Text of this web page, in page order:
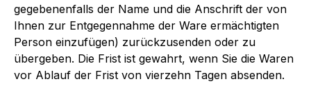
gegebenenfalls der Name und die Anschrift der von
Ihnen zur Entgegennahme der Ware ermächtigten
Person einzufügen) zurückzusenden oder zu
übergeben. Die Frist ist gewahrt, wenn Sie die Waren
vor Ablauf der Frist von vierzehn Tagen absenden.